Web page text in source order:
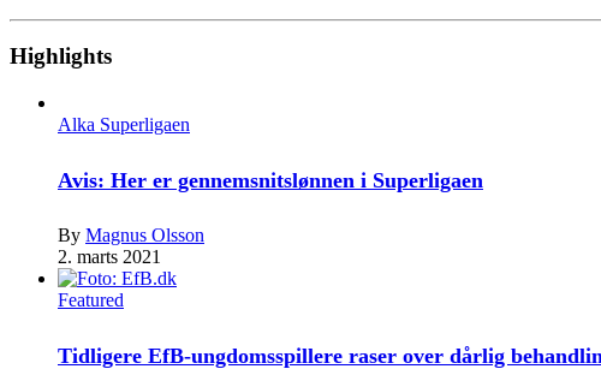
Highlights
Alka Superligaen
Avis: Her er gennemsnitslønnen i Superligaen
By Magnus Olsson
2. marts 2021
Featured
Tidligere EfB-ungdomsspillere raser over dårlig